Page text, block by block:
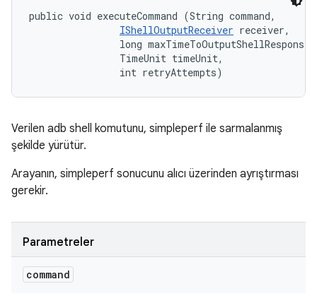
public void executeCommand (String command,
IShellOutputReceiver receiver,
long
                TimeUnit timeUnit,
                int retryAttempts)
Verilen adb shell komutunu, simpleperf ile sarmalanmış
şekilde yürütür.
Arayanın, simpleperf sonucunu alıcı üzerinden ayrıştırması
gerekir.
Parametreler
command